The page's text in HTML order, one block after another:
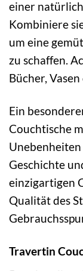
einer
Kombiniere
um eine
zu schaffen.
Bücher,
Ein
Couchtische
Geschichte
einzigartigen
Qualität des
Travertin